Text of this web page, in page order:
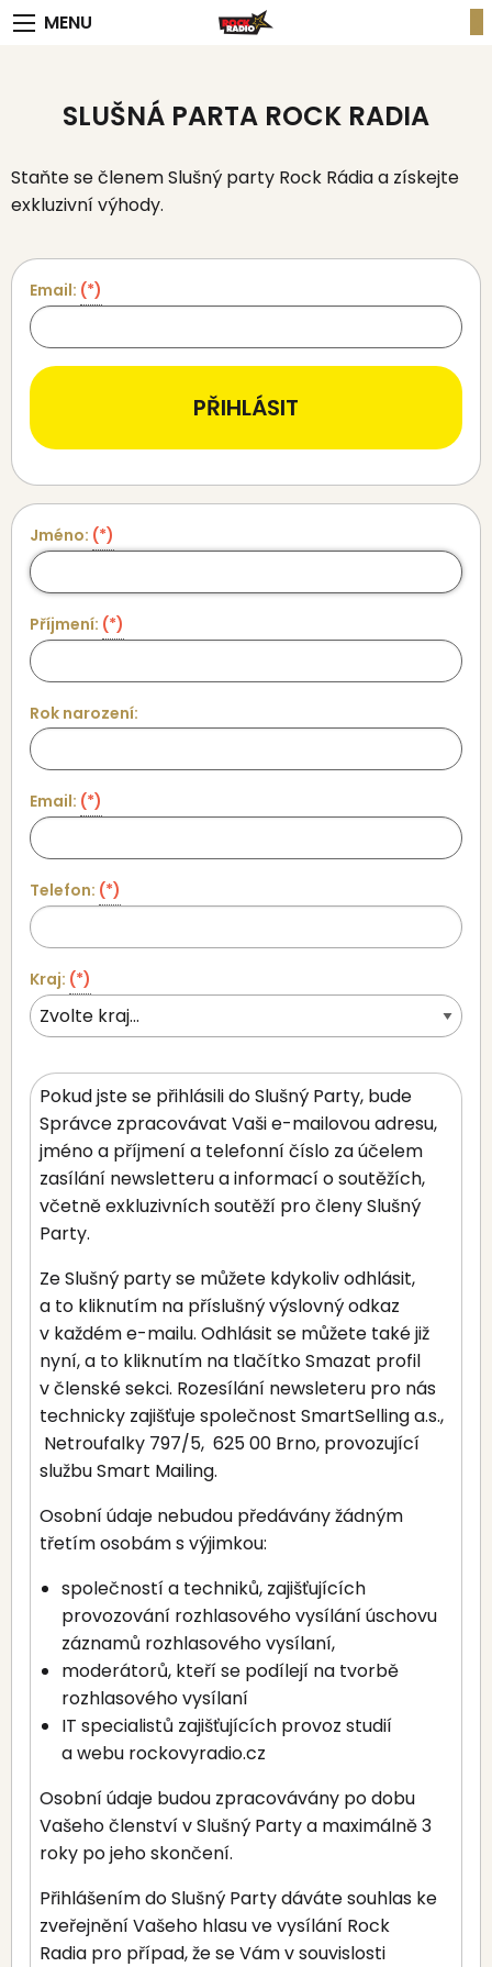
MENU
SLUŠNÁ PARTA ROCK RADIA
Staňte se členem Slušný party Rock Rádiaa získejte
exkluzivní výhody.
Email: (*)
PŘIHLÁSIT
Jméno: (*)
Příjmení: (*)
Rok narození:
Email: (*)
Telefon: (*)
Kraj: (*)
Pokud jste se přihlásili do Slušný Party, bude
Správce zpracovávat Vaši e-mailovou adresu,
jméno a příjmení a telefonní číslo za účelem
zasílání newsletteru a informací o soutěžích,
včetně exkluzivních soutěží pro členy Slušný
Party.
Ze Slušný party se můžete kdykoliv odhlásit,
a to kliknutím na příslušný výslovný odkaz
v každém e-mailu. Odhlásit se můžete také již
nyní, a to kliknutím na tlačítko Smazat profil
v členské sekci. Rozesílání newsleteru pro nás
technicky zajišťuje společnost SmartSelling a.s.,
Netroufalky 797/5, 625 00 Brno, provozující
službu Smart Mailing.
Osobní údaje nebudou předávány žádným
třetím osobám s výjimkou:
společností a techniků, zajišťujících
provozování rozhlasového vysílání úschovu
záznamů rozhlasového vysílaní,
moderátorů, kteří se podílejí na tvorbě
rozhlasového vysílaní
IT specialistů zajišťujících provoz studií
a webu rockovyradio.cz
Osobní údaje budou zpracovávány po dobu
Vašeho členství v Slušný Party a maximálně 3
roky po jeho skončení.
Přihlášením do Slušný Party dáváte souhlas ke
zveřejnění Vašeho hlasu ve vysílání Rock
Radia pro případ, že se Vám v souvislosti